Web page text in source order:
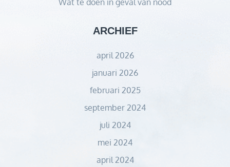
Wat te doen in geval van nood
ARCHIEF
april 2026
januari 2026
februari 2025
september 2024
juli 2024
mei 2024
april 2024